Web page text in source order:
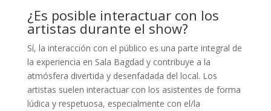
¿Es posible interactuar con los
artistas durante el show?
Sí, la interacción con el público es una parte integral de
la experiencia en Sala Bagdad y contribuye a la
atmósfera divertida y desenfadada del local. Los
artistas suelen interactuar con los asistentes de forma
lúdica y respetuosa, especialmente con el/la